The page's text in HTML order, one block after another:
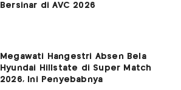
Bersinar di AVC 2026
Megawati Hangestri Absen Bela
Hyundai Hillstate di Super Match
2026, Ini Penyebabnya